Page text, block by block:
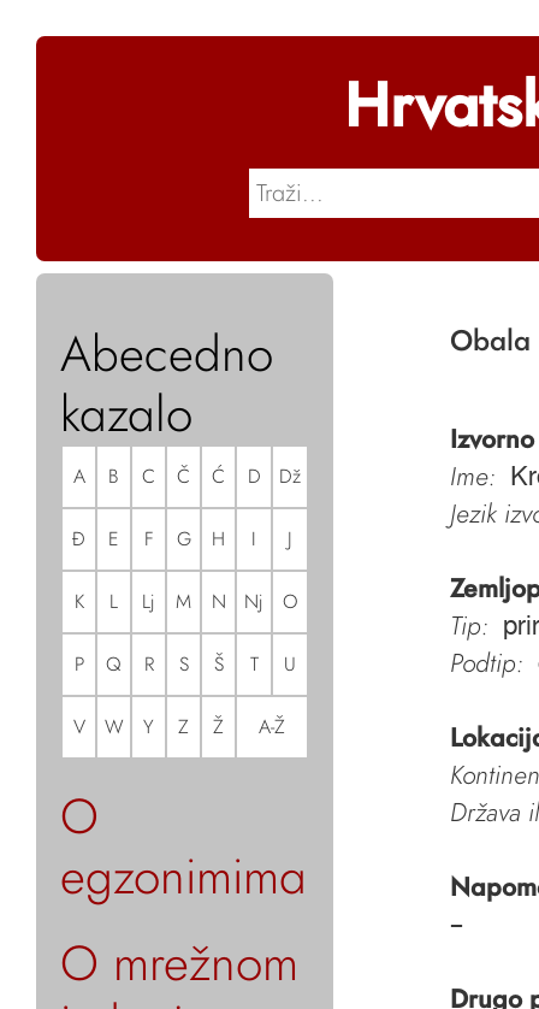
Abecedno
kazalo
A B C Č Ć D Dž
Đ E F G H I J
K L Lj M N Nj O
P Q R S Š T U
V W Y Z Ž A-Ž
O
egzonimima
O mrežnom
Ime:
Jezik
Tip:
Podtip:
Država
–
Drugo